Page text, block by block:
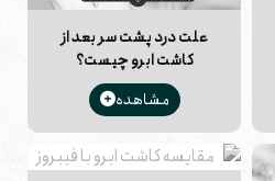
علت درد پشت سر بعد از
کاشت ابرو چیست؟
مشاهده